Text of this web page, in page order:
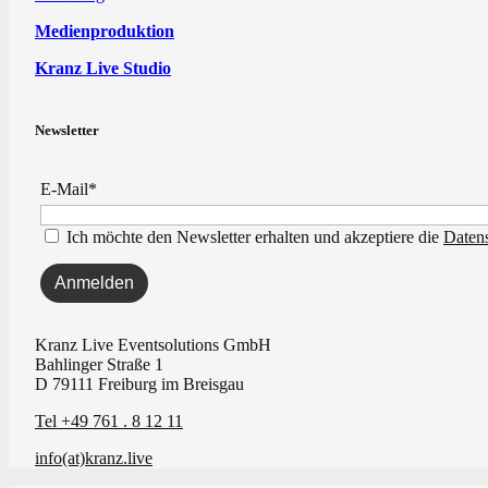
Medienproduktion
Kranz Live Studio
Newsletter
E-Mail*
Ich möchte den Newsletter erhalten und akzeptiere die
Kranz Live Eventsolutions GmbH
Bahlinger Straße 1
D 79111 Freiburg im Breisgau
Tel +49 761 . 8 12 11
info(at)kranz.live